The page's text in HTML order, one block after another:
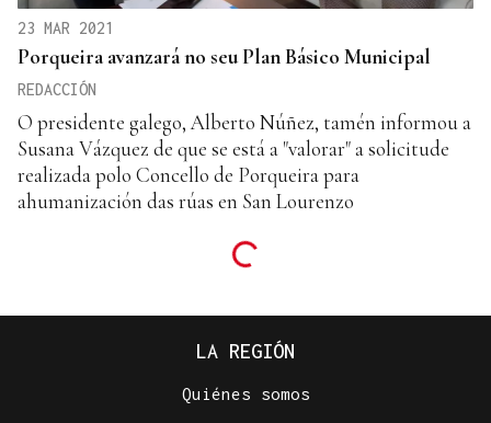
23 MAR 2021
Porqueira avanzará no seu Plan Básico Municipal
REDACCIÓN
O presidente galego, Alberto Núñez, tamén informou a
Susana Vázquez de que se está a "valorar" a solicitude
realizada polo Concello de Porqueira para
ahumanización das rúas en San Lourenzo
LA REGIÓN
Quiénes somos